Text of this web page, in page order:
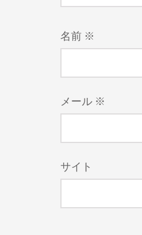
名前 ※
メール ※
サイト